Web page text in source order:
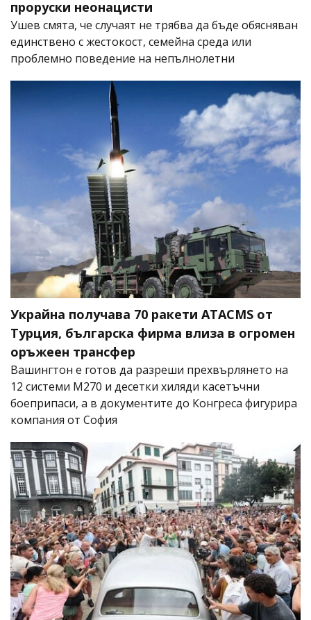
проруски неонацисти
Ушев смята, че случаят не трябва да бъде обясняван
единствено с жестокост, семейна среда или
проблемно поведение на непълнолетни
Украйна получава 70 ракети ATACMS от
Турция, българска фирма влиза в огромен
оръжеен трансфер
Вашингтон е готов да разреши прехвърлянето на
12 системи M270 и десетки хиляди касетъчни
боеприпаси, а в документите до Конгреса фигурира
компания от София